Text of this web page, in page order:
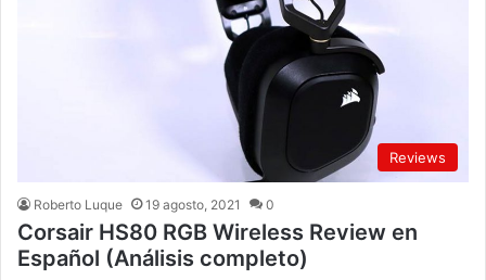
Reviews
Roberto Luque 19 agosto, 2021 0
Corsair HS80 RGB Wireless Review en
Español (Análisis completo)